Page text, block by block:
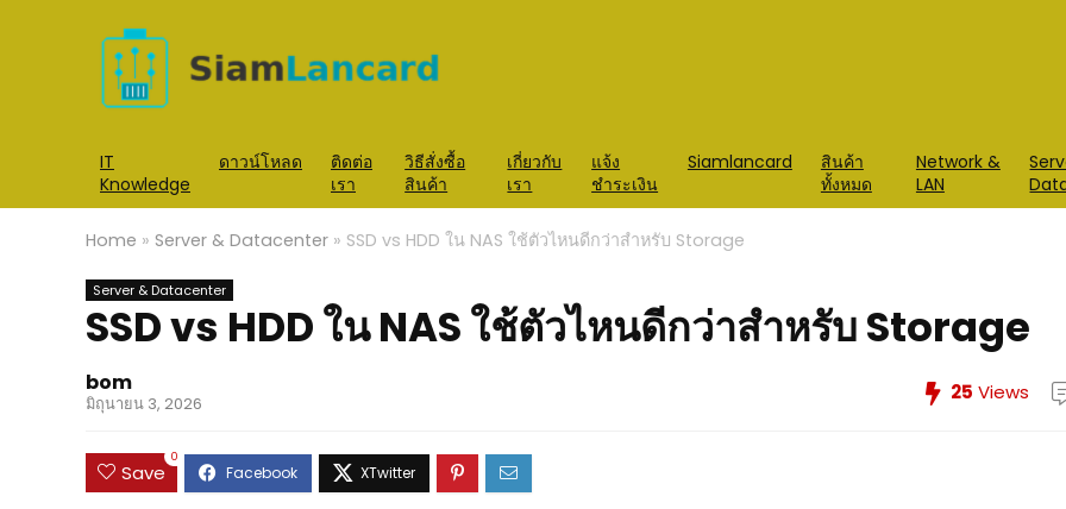
IT
Knowledge
ดาวน์โหลด
ติดต่อ
เรา
วิธีสั่งซื้อ
สินค้า
เกี่ยวกับ
เรา
แจ้ง
ชำระเงิน
Siamlancard
สินค้า
ทั้งหมด
Network &
LAN
Home » Server & Datacenter » SSD vs HDD ใน NAS ใช้ตัวไหนดีกว่าสำหรับ Storage
Server & Datacenter
SSD vs HDD ใน NAS ใช้ตัวไหนดีกว่าสำหรับ Storage
bom
มิถุนายน 3, 2026 25 Views
Save
0